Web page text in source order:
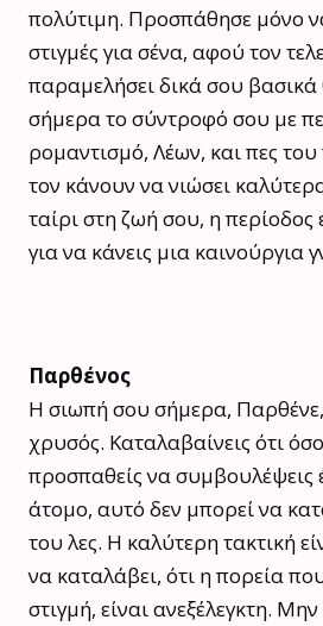
πολύτιμη. Προσπάθησε μόνο
στιγμές για σένα, αφού τον
παραμελήσει δικά σου βασικά
σήμερα το σύντροφό σου με
ρομαντισμό, Λέων, και πες
τον κάνουν να νιώσει
ταίρι στη ζωή σου, η περίοδος
για να κάνεις μια καινούργια
Παρθένος
Η σιωπή σου σήμερα, Παρθένε,
χρυσός. Καταλαβαίνεις ότι
προσπαθείς να συμβουλέψεις
άτομο, αυτό δεν μπορεί να
του λες. Η καλύτερη τακτική
να καταλάβει, ότι η πορεία
στιγμή, είναι ανεξέλεγκτη.